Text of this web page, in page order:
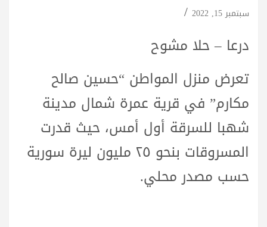
سبتمبر 15, 2022
درعا – حلا مشوح
تعرض منزل المواطن “حسين صالح
مكارم” في قرية عمرة شمال مدينة
شهبا للسرقة أول أمس، حيث قدرت
المسروقات بنحو ٢٥ مليون ليرة سورية
حسب مصدر محلي.